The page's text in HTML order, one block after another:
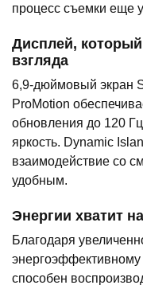
процесс съемки еще
Дисплей,
взгляда
6,9-дюймовый экран
ProMotion
обновления до 120
яркость. Dynamic
взаимодействие со
удобным.
Энергии хватит
Благодаря
способен